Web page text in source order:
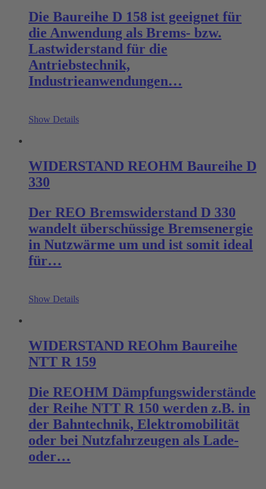
Die Baureihe D 158 ist geeignet für
die Anwendung als Brems- bzw.
Lastwiderstand für die
Antriebstechnik,
Industrieanwendungen…
Show Details
WIDERSTAND REOHM Baureihe D
330
Der REO Bremswiderstand D 330
wandelt überschüssige Bremsenergie
in Nutzwärme um und ist somit ideal
für…
Show Details
WIDERSTAND REOhm Baureihe
NTT R 159
Die REOHM Dämpfungswiderstände
der Reihe NTT R 150 werden z.B. in
der Bahntechnik, Elektromobilität
oder bei Nutzfahrzeugen als Lade-
oder…